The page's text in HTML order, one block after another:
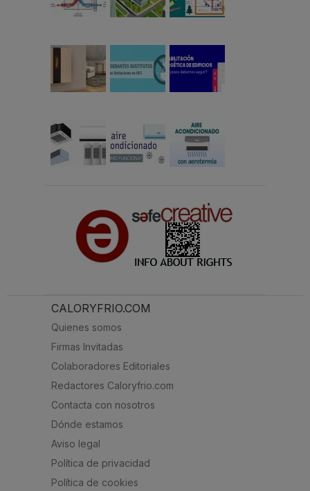
CALORYFRIO.COM
Quienes somos
Firmas Invitadas
Colaboradores Editoriales
Redactores Caloryfrio.com
Contacta con nosotros
Dónde estamos
Aviso legal
Política de privacidad
Política de cookies